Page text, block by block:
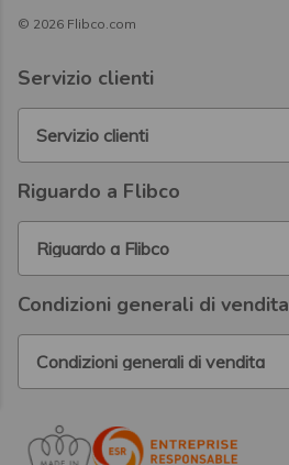
© 2026 Flibco.com
Servizio clienti
Servizio clienti
Riguardo a Flibco
Riguardo a Flibco
Condizioni generali di vendita
Condizioni generali di vendita